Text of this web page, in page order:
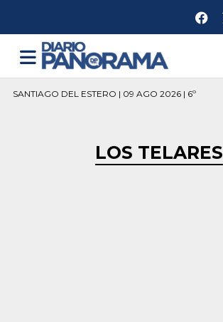
SANTIAGO DEL ESTERO | 09 AGO 2026 | 6º
LOS TELARES